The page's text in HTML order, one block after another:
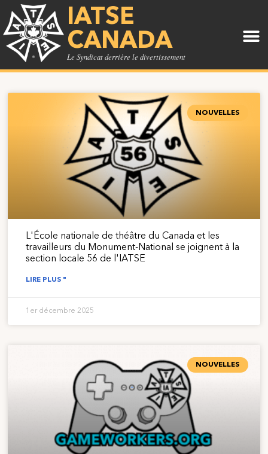
IATSE
CANADA
Le Syndicat derrière le divertissement
NOUVELLES
L'École nationale de théâtre du Canada et les
travailleurs du Monument-National se joignent à la
section locale 56 de l'IATSE
LIRE PLUS "
1er décembre 2025
NOUVELLES